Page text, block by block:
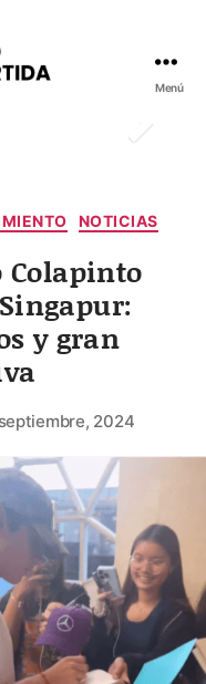
Menú
NOTICIAS
Colapinto
y gran
2024